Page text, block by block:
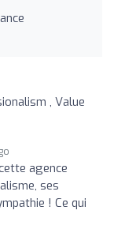
, Value
agence
ses
! Ce qui